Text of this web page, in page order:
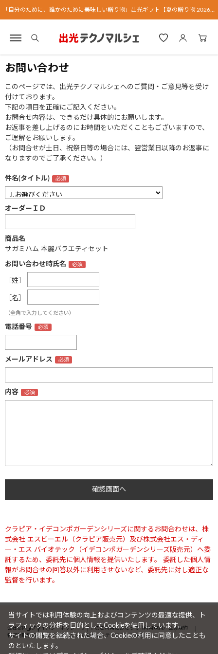
お問い合わせ
このページでは、出光テクノマルシェへのご質問・ご意見等を受け
付けております。
下記の項目を正確にご記入ください。
お問合せ内容は、できるだけ具体的にお願いします。
お返事を差し上げるのにお時間をいただくこともございますので、
ご理解をお願いします。
（お問合せが土日、祝祭日等の場合には、翌営業日以降のお返事に
なりますのでご了承ください。）
件名(タイトル)
オーダーＩＤ
商品名
サガミハム 本麗バラエティセット
お問い合わせ時氏名
［姓］
［名］
（全角で入力してください）
電話番号
メールアドレス
内容
クラピア・イデコンポガーデンシリーズに関するお問合わせは、株
式会社 エスビーエル（クラピア販売元）及び株式会社エス・ディ
ー・エス バイオテック（イデコンポガーデンシリーズ販売元）へ委
託するため、委託先に個人情報を提供いたします。 委託した個人情
報がお問合せの回答以外に利用させないなど、委託先に対し適正な
監督を行います。
会社案内 プライバシーポリシー サイトのご利用にあたって（利用規約）会員規約
特定商取引法に基づく表記についてセキュリティについてFAQ
当サイトでは利用体験の向上およびコンテンツの最適な提供、ト
ラフィックの分析を目的としてCookieを使用しています。
サイトの閲覧を継続された場合、Cookieの利用に同意したことも
のといたします。